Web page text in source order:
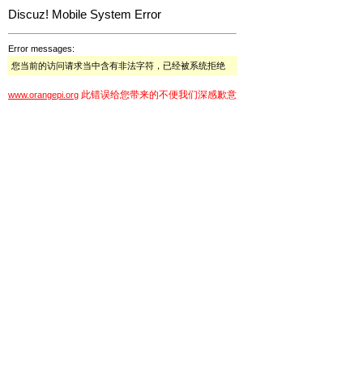
Discuz! Mobile System Error
Error messages:
您当前的访问请求当中含有非法字符，已经被系统拒绝
www.orangepi.org 此错误给您带来的不便我们深感歉意